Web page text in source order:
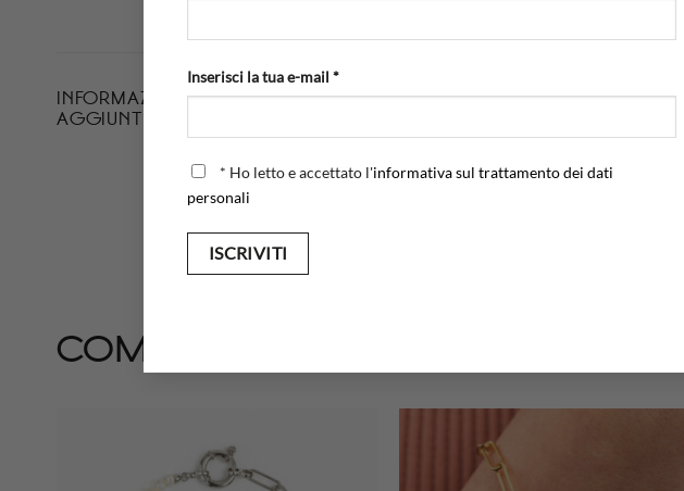
Inserisci la tua e-mail *
* Ho letto e accettato l'informativa sul trattamento dei dati
personali
INFORMAZIONI
AGGIUNTIVE
PESO
FINITURA
completa il look